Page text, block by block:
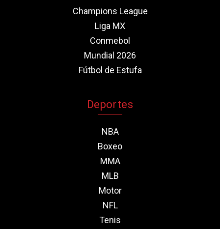
Champions League
Liga MX
Conmebol
Mundial 2026
Fútbol de Estufa
Deportes
NBA
Boxeo
MMA
MLB
Motor
NFL
Tenis